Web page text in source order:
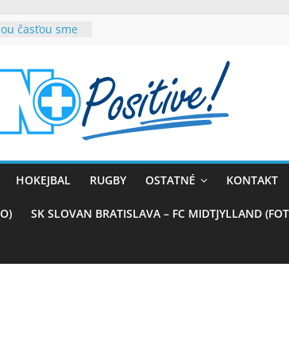
časťou sme
tímového
prvenstvo
nad
HOKEJBAL RUGBY OSTATNÉ KONTAKT
SK SLOVAN BRATISLAVA – FC MIDTJYLLAND